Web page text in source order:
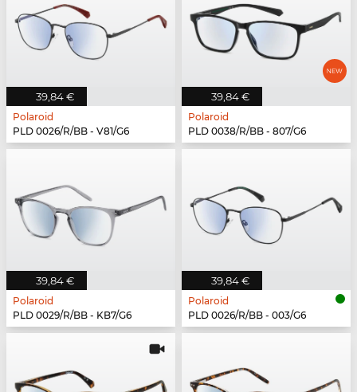
39,84 €
Polaroid
PLD 0026/R/BB - V81/G6
39,84 €
Polaroid
PLD 0038/R/BB - 807/G6
39,84 €
Polaroid
PLD 0029/R/BB - KB7/G6
39,84 €
Polaroid
PLD 0026/R/BB - 003/G6